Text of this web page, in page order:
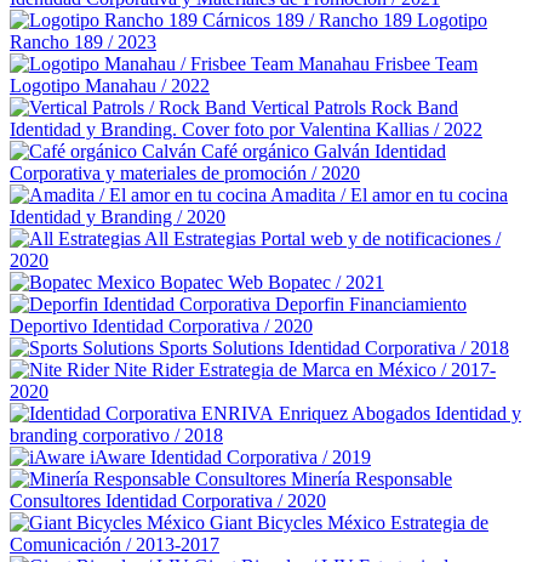
Cárnicos 189 / Rancho 189 Logotipo
Rancho 189 / 2023
Manahau Frisbee Team
Logotipo Manahau / 2022
Vertical Patrols Rock Band
Identidad y Branding. Cover foto por Valentina Kallias / 2022
Café orgánico Galván Identidad
Corporativa y materiales de promoción / 2020
Amadita / El amor en tu cocina
Identidad y Branding / 2020
All Estrategias Portal web y de notificaciones /
2020
Bopatec Web Bopatec / 2021
Deporfin Financiamiento
Deportivo Identidad Corporativa / 2020
Sports Solutions Identidad Corporativa / 2018
Nite Rider Estrategia de Marca en México / 2017-
2020
Enriquez Abogados Identidad y
branding corporativo / 2018
iAware Identidad Corporativa / 2019
Minería Responsable
Consultores Identidad Corporativa / 2020
Giant Bicycles México Estrategia de
Comunicación / 2013-2017